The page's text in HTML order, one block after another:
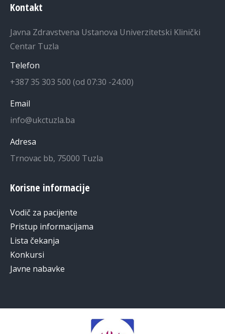
Kontakt
Javna Zdravstvena Ustanova Univerzitetski Klinički
Centar Tuzla
Telefon
+387 35 303 500 (od 07:30 -24:00)
Email
info@ukctuzla.ba
Adresa
Trnovac bb, 75000 Tuzla
Korisne informacije
Vodič za pacijente
Pristup informacijama
Lista čekanja
Konkursi
Javne nabavke